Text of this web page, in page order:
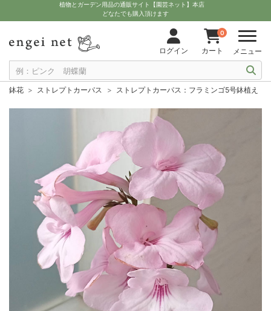
植物とガーデン用品の通販サイト【園芸ネット】本店
どなたでも購入頂けます
ログイン
0
カート メニュー
鉢花 ストレプトカーパス ストレプトカーパス：フラミンゴ5号鉢植え